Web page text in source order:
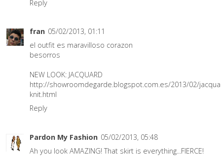
Reply
fran 05/02/2013, 01:11
el outfit es maravilloso corazon
besorros
NEW LOOK: JACQUARD
http://showroomdegarde.blogspot.com.es/2013/02/
knit.html
Reply
Pardon My Fashion 05/02/2013, 05:48
Ah you look AMAZING! That skirt is everything...FIERCE!